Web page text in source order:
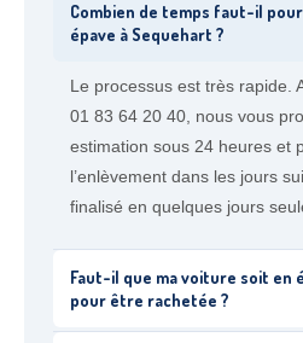
Combien de temps faut-il
épave à Sequehart ?
Le processus est très rapide.
01 83 64 20 40, nous vous
estimation sous 24 heures et
l’enlèvement dans les jours
finalisé en quelques jours
Faut-il que ma voiture soit en
pour être rachetée ?